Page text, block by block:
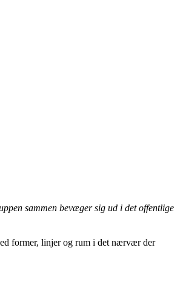
sammen bevæger sig ud i det offentlige
former, linjer og rum i det nærvær der